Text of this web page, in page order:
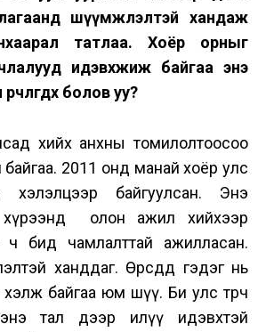
шүүмжлэлтэй хандаж
татлаа. Хоёр орныг
идэвхжиж байгаа энэ
болов уу?
хийх анхны томилолтоосоо
байгаа. 2011 онд манай хоёр улс
хэлэлцээр байгуулсан. Энэ
хүрээнд олон ажил хийхээр
ч бид чамлалттай ажилласан.
ханддаг. Өөрсдөдөө гэдэг нь
байгаа юм шүү. Би улс төрч
тал дээр илүү идэвхтэй